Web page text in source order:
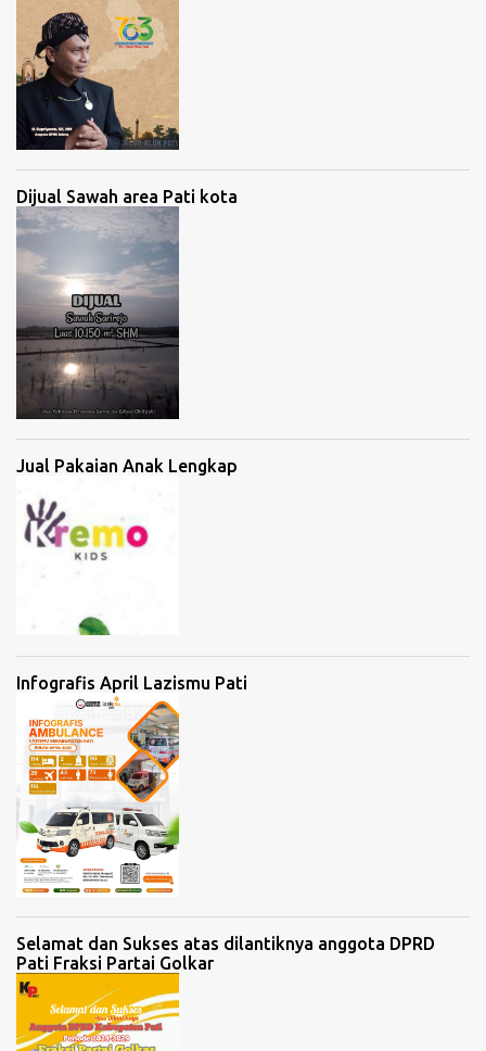
Dijual Sawah area Pati kota
Jual Pakaian Anak Lengkap
Infografis April Lazismu Pati
Selamat dan Sukses atas dilantiknya anggota DPRD
Pati Fraksi Partai Golkar